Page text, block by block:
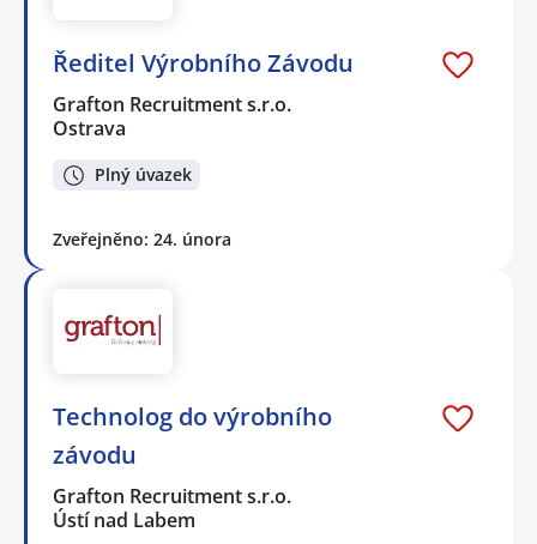
Ředitel Výrobního Závodu
Grafton Recruitment s.r.o.
Ostrava
Plný úvazek
Zveřejněno: 24. února
Technolog do výrobního
závodu
Grafton Recruitment s.r.o.
Ústí nad Labem